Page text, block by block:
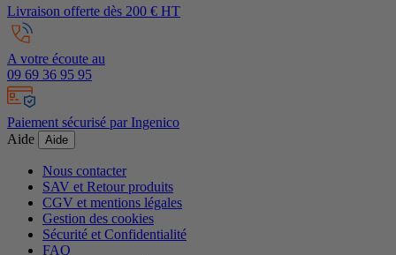
Livraison offerte dès 200 € HT
A votre écoute au
09 69 36 95 95
Paiement sécurisé par Ingenico
Aide
Aide
Nous contacter
SAV et Retour produits
CGV et mentions légales
Gestion des cookies
Sécurité et Confidentialité
FAQ